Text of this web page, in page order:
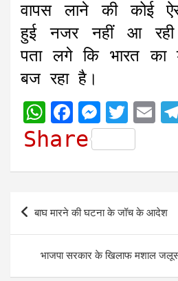
वापस लाने की कोई
हुई नजर नहीं आ
पता लगे कि भारत का
बज रहा है।
W
h
t
A
p
F
a
e
b
o
k
M
e
s
s
e
n
g
e
T
w
i
t
t
e
E
i
l
Share
Post
बाघ मारने की घटना के जॉच के आदेश
भाजपा सरकार के खिलाफ मशाल